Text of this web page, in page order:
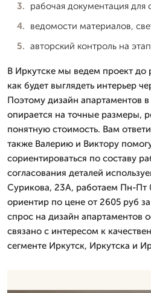
рабочая документация для
ведомости материалов,
авторский контроль на
В Иркутске мы ведем проект до
как будет выглядеть интерьер
Поэтому дизайн апартаментов в
опирается на точные размеры,
понятную стоимость. Вам
также Валерию и Виктору
сориентироваться по составу
согласования деталей
Сурикова, 23А, работаем Пн-Пт
ориентир по цене от 2605 руб
спрос на дизайн апартаментов
связано с интересом к
сегменте Иркутск, Иркутска и